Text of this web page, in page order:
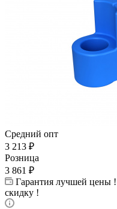
Средний опт
3 213 ₽
Розница
3 861 ₽
Гарантия лучшей цены
скидку !